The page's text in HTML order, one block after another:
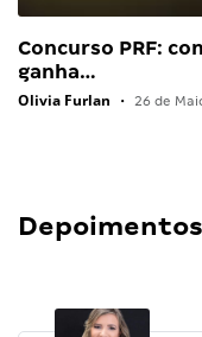
Concurso PRF:
ganha…
Olivia Furlan • 26 de